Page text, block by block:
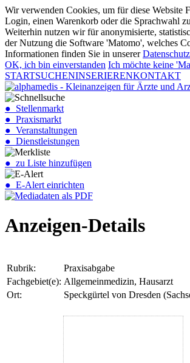
Wir verwenden Cookies, um für diese Website
Login, einen Warenkorb oder die Sprachwahl
Weiterhin nutzen wir für anonymisierte,
der Nutzung die Software 'Matomo', welches
Informationen finden Sie in unserer
OK, ich bin einverstanden Ich möchte keine
STARTSUCHENINSERIERENKONTAKT
● Stellenmarkt
● Praxismarkt
● Veranstaltungen
● Dienstleistungen
● zu Liste hinzufügen
● E-Alert einrichten
Anzeigen-Details
Rubrik:
Praxisabgabe
Fachgebiet(e): Allgemeinmedizin, Hausarzt
Ort:
Speckgürtel von Dresden